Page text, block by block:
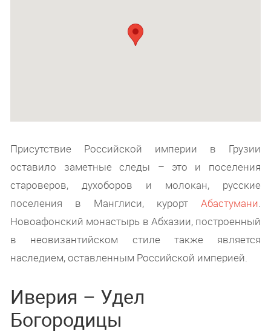
Присутствие Российской империи в Грузии
оставило заметные следы – это и поселения
староверов, духоборов и молокан, русские
поселения в Манглиси, курорт Абастумани.
Новоафонский монастырь в Абхазии, построенный
в неовизантийском стиле также является
наследием, оставленным Российской империей.
Иверия – Удел
Богородицы